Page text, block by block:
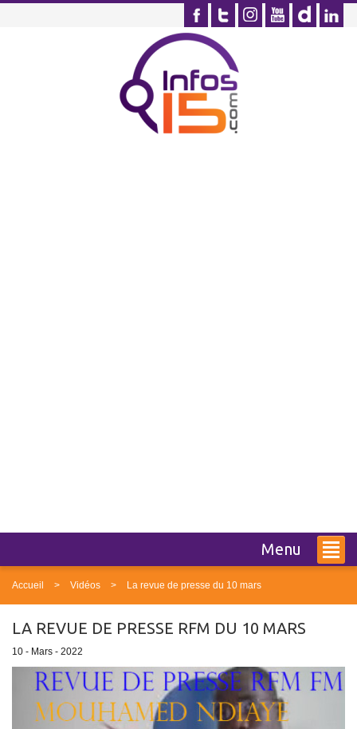
Menu
Accueil Vidéos La revue de presse du 10 mars
LA REVUE DE PRESSE RFM DU 10 MARS
10 - Mars - 2022